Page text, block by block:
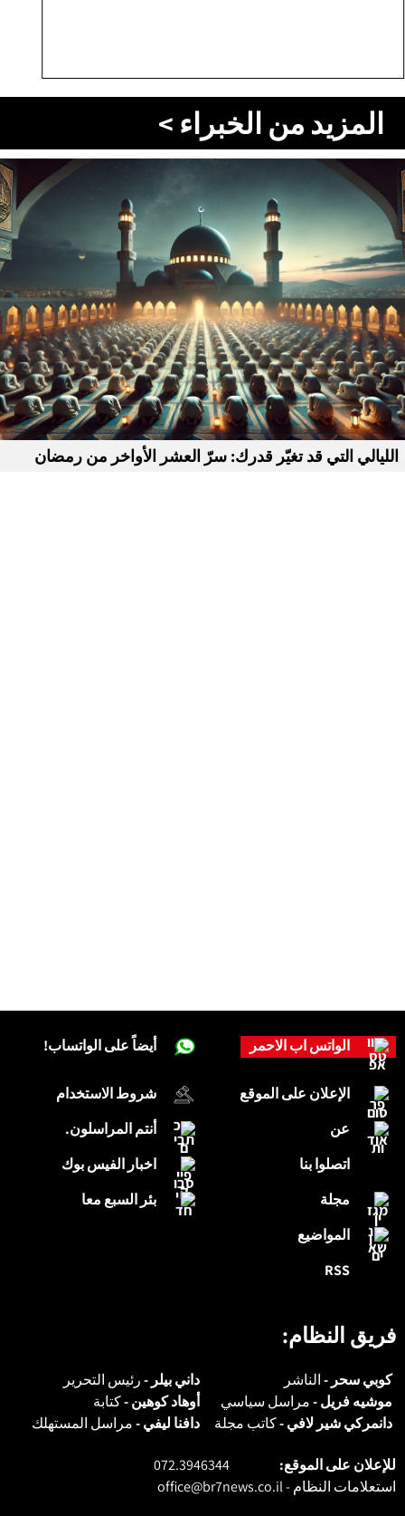
المزيد من الخبراء >
الليالي التي قد تغيّر قدرك: سرّ العشر الأواخر من رمضان
أيضاً على الواتساب!
شروط الاستخدام
أنتم المراسلون.
اخبار الفيس بوك
بئر السبع معا
الواتس اب الاحمر
الإعلان على الموقع
عن
اتصلوا بنا
مجلة
المواضيع
RSS
فريق النظام:
كوبي سحر -الناشر داني بيلر -رئيس التحرير
موشيه فريل -مراسل سياسي أوهاد كوهين -كتابة
دانمركي شير لافي -كاتب مجلة دافنا ليفي -مراسل المستهلك
للإعلان على الموقع:
072.3946344
استعلامات النظام -office@br7news.co.il